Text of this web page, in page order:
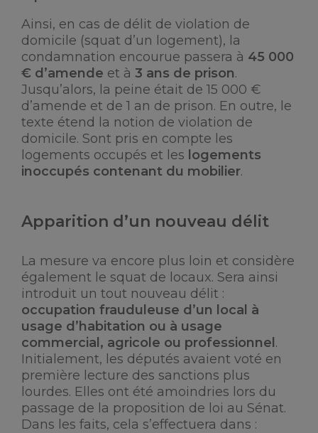
Ainsi, en cas de délit de violation de
domicile (squat d’un logement), la
condamnation encourue passera à 45 000
€ d’amende et à 3 ans de prison.
Jusqu’alors, la peine était de 15 000 €
d’amende et de 1 an de prison. En outre, le
texte étend la notion de violation de
domicile. Sont pris en compte les
logements occupés et les logements
inoccupés contenant du mobilier.
Apparition d’un nouveau délit
La mesure va encore plus loin et considère
également le squat de locaux. Sera ainsi
introduit un tout nouveau délit :
occupation frauduleuse d’un local à
usage d’habitation ou à usage
commercial, agricole ou professionnel .
Initialement, les députés avaient voté en
première lecture des sanctions plus
lourdes. Elles ont été amoindries lors du
passage de la proposition de loi au Sénat.
Dans les faits, cela s’effectuera dans :